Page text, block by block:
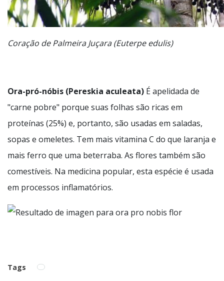
Coração de Palmeira Juçara (Euterpe edulis)
Ora-pró-nóbis (Pereskia aculeata) É apelidada de
"carne pobre" porque suas folhas são ricas em
proteínas (25%) e, portanto, são usadas em saladas,
sopas e omeletes. Tem mais vitamina C do que laranja e
mais ferro que uma beterraba. As flores também são
comestíveis. Na medicina popular, esta espécie é usada
em processos inflamatórios.
Tags